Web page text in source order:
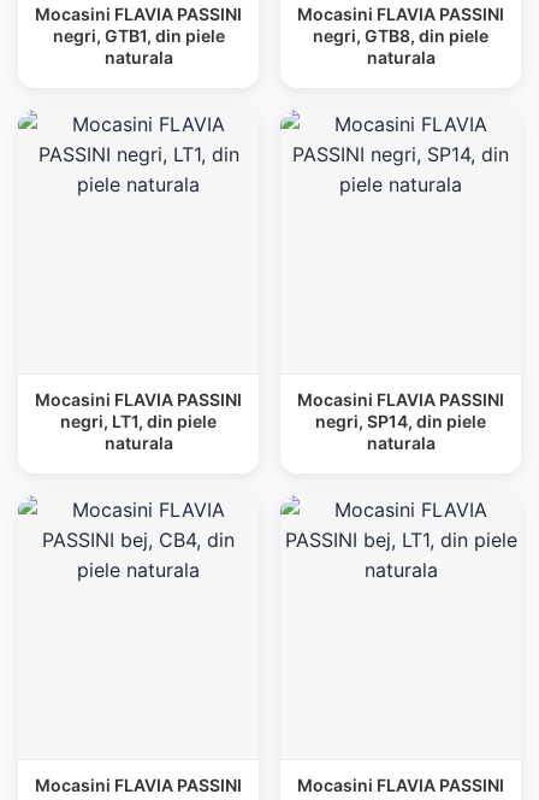
Mocasini FLAVIA PASSINI
negri, GTB1, din piele
naturala
Mocasini FLAVIA PASSINI
negri, GTB8, din piele
naturala
Mocasini FLAVIA PASSINI
negri, LT1, din piele
naturala
Mocasini FLAVIA PASSINI
negri, SP14, din piele
naturala
Mocasini FLAVIA PASSINI
Mocasini FLAVIA PASSINI